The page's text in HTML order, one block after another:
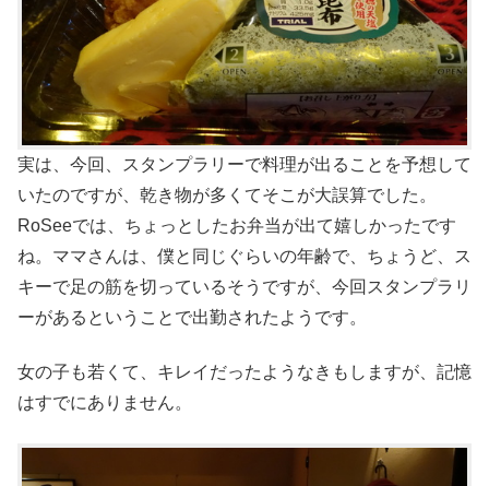
実は、今回、スタンプラリーで料理が出ることを予想して
いたのですが、乾き物が多くてそこが大誤算でした。
RoSeeでは、ちょっとしたお弁当が出て嬉しかったです
ね。ママさんは、僕と同じぐらいの年齢で、ちょうど、ス
キーで足の筋を切っているそうですが、今回スタンプラリ
ーがあるということで出勤されたようです。
女の子も若くて、キレイだったようなきもしますが、記憶
はすでにありません。